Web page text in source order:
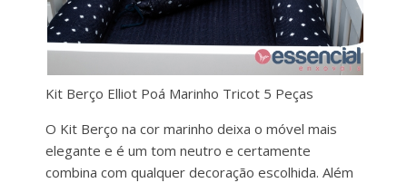
Kit Berço Elliot Poá Marinho Tricot 5 Peças
O Kit Berço na cor marinho deixa o móvel mais
elegante e é um tom neutro e certamente
combina com qualquer decoração escolhida. Além